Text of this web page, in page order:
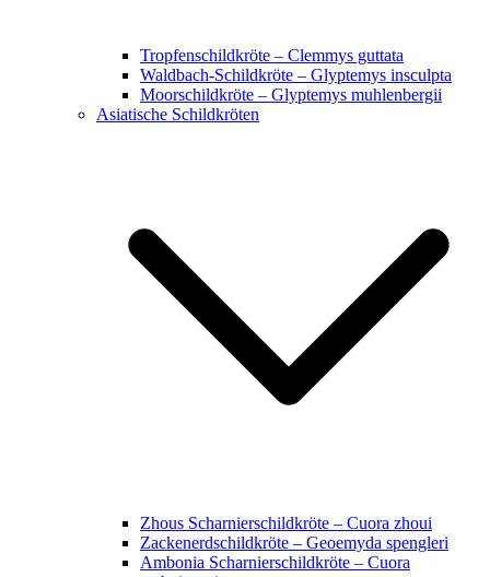
Tropfenschildkröte – Clemmys guttata
Waldbach-Schildkröte – Glyptemys insculpta
Moorschildkröte – Glyptemys muhlenbergii
Asiatische Schildkröten
Zhous Scharnierschildkröte – Cuora zhoui
Zackenerdschildkröte – Geoemyda spengleri
Ambonia Scharnierschildkröte – Cuora